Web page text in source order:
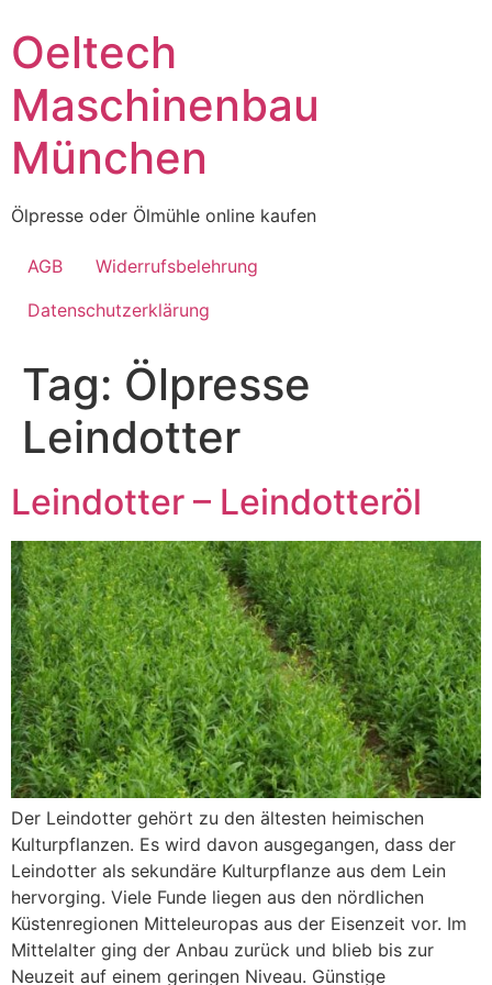
to
content
Oeltech
Maschinenbau
München
Ölpresse oder Ölmühle online kaufen
AGB
Widerrufsbelehrung
Datenschutzerklärung
Tag: Ölpresse
Leindotter
Leindotter – Leindotteröl
Der Leindotter gehört zu den ältesten heimischen
Kulturpflanzen. Es wird davon ausgegangen, dass der
Leindotter als sekundäre Kulturpflanze aus dem Lein
hervorging. Viele Funde liegen aus den nördlichen
Küstenregionen Mitteleuropas aus der Eisenzeit vor. Im
Mittelalter ging der Anbau zurück und blieb bis zur
Neuzeit auf einem geringen Niveau. Günstige